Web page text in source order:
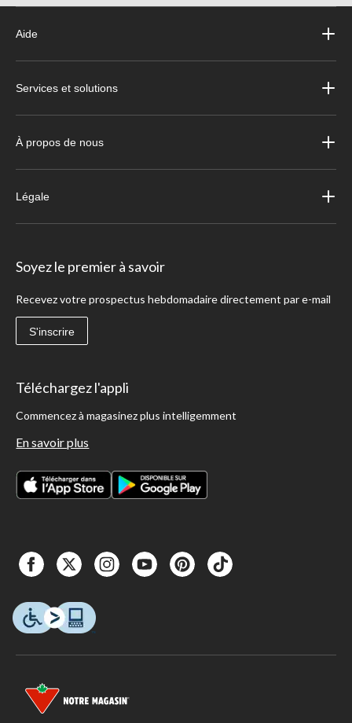
Aide
Services et solutions
À propos de nous
Légale
Soyez le premier à savoir
Recevez votre prospectus hebdomadaire directement par e-mail
S'inscrire
Téléchargez l'appli
Commencez à magasinez plus intelligemment
En savoir plus